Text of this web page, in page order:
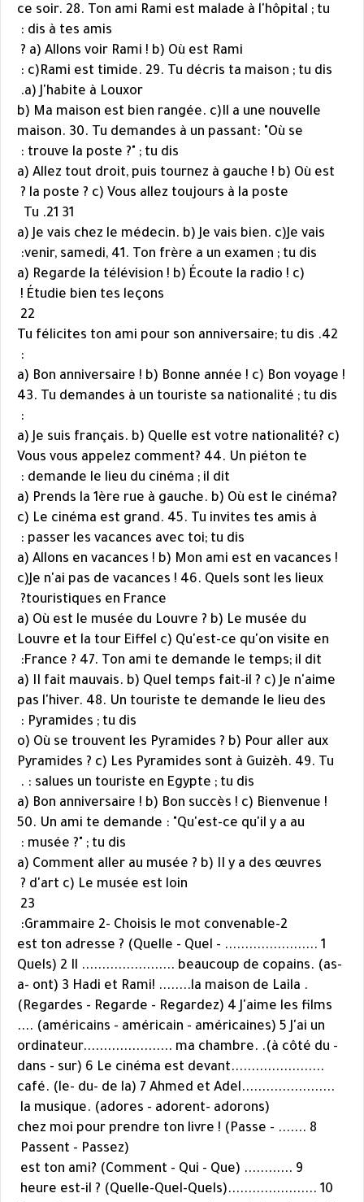
ce soir. 28. Ton ami Rami est malade à l'hôpital ; tu
dis à tes amis :
a) Allons voir Rami ! b) Où est Rami ?
c)Rami est timide. 29. Tu décris ta maison ; tu dis :
a) J'habite à Louxor.
b) Ma maison est bien rangée. c)Il a une nouvelle
maison. 30. Tu demandes à un passant: "Où se
trouve la poste ?" ; tu dis :
a) Allez tout droit, puis tournez à gauche ! b) Où est
la poste ? c) Vous allez toujours à la poste ?
21 31. Tu
a) Je vais chez le médecin. b) Je vais bien. c)Je vais
venir, samedi, 41. Ton frère a un examen ; tu dis:
a) Regarde la télévision ! b) Écoute la radio ! c)
Étudie bien tes leçons !
22
42. Tu félicites ton ami pour son anniversaire; tu dis
:
a) Bon anniversaire ! b) Bonne année ! c) Bon voyage !
43. Tu demandes à un touriste sa nationalité ; tu dis
:
a) Je suis français. b) Quelle est votre nationalité? c)
Vous vous appelez comment? 44. Un piéton te
demande le lieu du cinéma ; il dit :
a) Prends la 1ère rue à gauche. b) Où est le cinéma?
c) Le cinéma est grand. 45. Tu invites tes amis à
passer les vacances avec toi; tu dis :
a) Allons en vacances ! b) Mon ami est en vacances !
c)Je n'ai pas de vacances ! 46. Quels sont les lieux
touristiques en France?
a) Où est le musée du Louvre ? b) Le musée du
Louvre et la tour Eiffel c) Qu'est-ce qu'on visite en
France ? 47. Ton ami te demande le temps; il dit:
a) II fait mauvais. b) Quel temps fait-il ? c) Je n'aime
pas l'hiver. 48. Un touriste te demande le lieu des
Pyramides ; tu dis :
o) Où se trouvent les Pyramides ? b) Pour aller aux
Pyramides ? c) Les Pyramides sont à Guizèh. 49. Tu
salues un touriste en Egypte ; tu dis : .
a) Bon anniversaire ! b) Bon succès ! c) Bienvenue !
50. Un ami te demande : "Qu'est-ce qu'il y a au
musée ?" ; tu dis :
a) Comment aller au musée ? b) II y a des œuvres
d'art c) Le musée est loin ?
23
2-Grammaire 2- Choisis le mot convenable:
1 ....................... est ton adresse ? (Quelle - Quel -
Quels) 2 Il ....................... beaucoup de copains. (as-
a- ont) 3 Hadi et Rami! ........la maison de Laila .
(Regardes - Regarde - Regardez) 4 J'aime les films
.... (américains - américain - américaines) 5 J'ai un
ordinateur...................... ma chambre. .(à côté du -
dans - sur) 6 Le cinéma est devant.......................
café. (le- du- de la) 7 Ahmed et Adel.......................
la musique. (adores - adorent- adorons)
8 ....... chez moi pour prendre ton livre ! (Passe -
Passent - Passez)
9
............ est ton ami? (Comment - Qui - Que)
10 ......................heure est-il ? (Quelle-Quel-Quels)